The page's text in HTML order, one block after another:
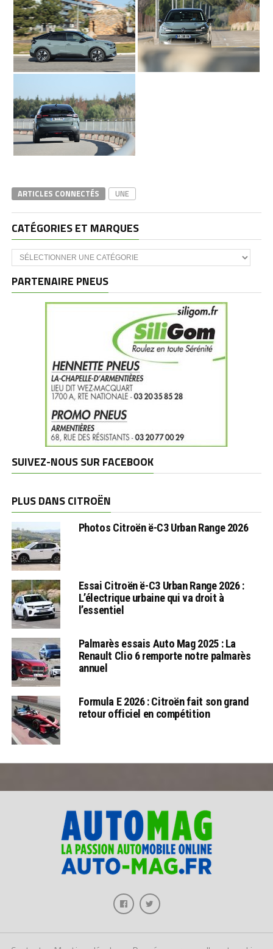
ARTICLES CONNECTÉS UNE
CATÉGORIES ET MARQUES
Catégories
et
PARTENAIRE PNEUS
SUIVEZ-NOUS SUR FACEBOOK
PLUS DANS CITROËN
Photos Citroën ë-C3 Urban Range 2026
Essai Citroën ë-C3 Urban Range 2026 :
L’électrique urbaine qui va droit à
l’essentiel
Palmarès essais Auto Mag 2025 : La
Renault Clio 6 remporte notre palmarès
annuel
Formula E 2026 : Citroën fait son grand
retour officiel en compétition